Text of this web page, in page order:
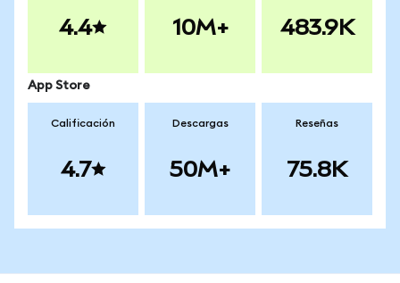
4.4 10M+ 483.9K
App Store
Calificación
4.7
Descargas
50M+
Reseñas
75.8K